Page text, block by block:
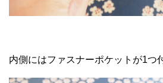
内側にはファスナーポケットが1つ